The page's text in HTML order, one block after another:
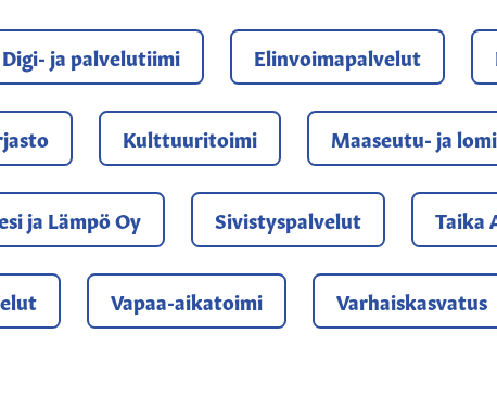
Digi- ja palvelutiimi Elinvoimapalvelut
Kulttuuritoimi Maaseutu- ja
ja Lämpö Oy Sivistyspalvelut Taika
Vapaa-aikatoimi Varhaiskasvatus